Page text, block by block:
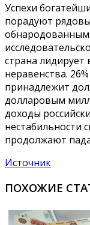
Успехи
порадуют
обнародованным
страна
неравенства.
принадлежит
долларовым
доходы
нестабильности
продолжают
Источник
ПОХОЖИЕ